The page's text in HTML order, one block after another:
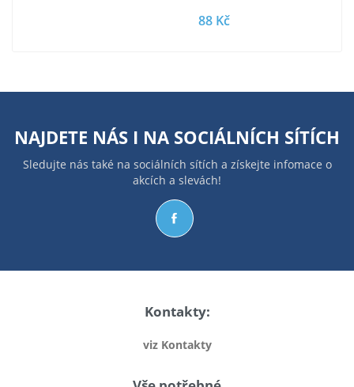
88 Kč
NAJDETE NÁS I NA SOCIÁLNÍCH SÍTÍCH
Sledujte nás také na sociálních sítích a získejte infomace o
akcích a slevách!
Kontakty:
viz Kontakty